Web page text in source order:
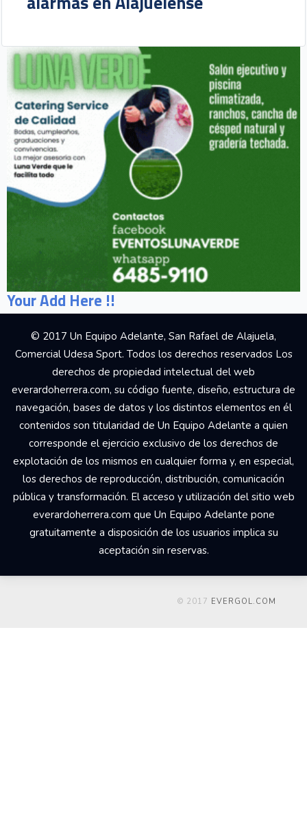
Your Add Here !!
© 2017 Un Equipo Adelante, San Rafael de Alajuela,
Comercial Udesa Sport. Todos los derechos reservados Los
derechos de propiedad intelectual del web
everardoherrera.com, su código fuente, diseño, estructura de
navegación, bases de datos y los distintos elementos en él
contenidos son titularidad de Un Equipo Adelante a quien
corresponde el ejercicio exclusivo de los derechos de
explotación de los mismos en cualquier forma y, en especial,
los derechos de reproducción, distribución, comunicación
pública y transformación. El acceso y utilización del sitio web
everardoherrera.com que Un Equipo Adelante pone
gratuitamente a disposición de los usuarios implica su
aceptación sin reservas.
© 2017 EVERGOL.COM